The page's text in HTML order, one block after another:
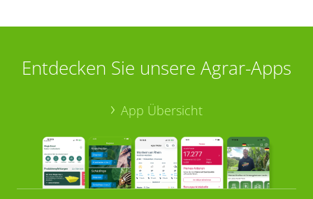
Entdecken Sie unsere Agrar-Apps
App Übersicht